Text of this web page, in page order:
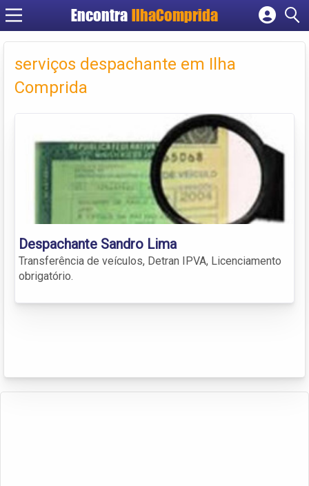
EncontraIlhaComprida
Cadastrar empresa
Criar conta
serviços despachante em Ilha
Comprida
Despachante Sandro Lima
Transferência de veículos, Detran IPVA, Licenciamento
obrigatório.